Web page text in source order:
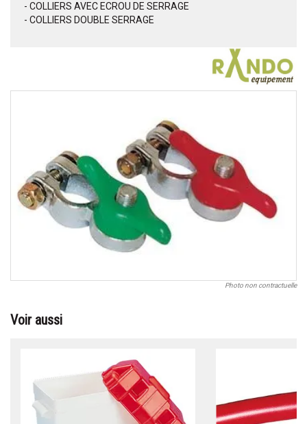
- COLLIERS AVEC ECROU DE SERRAGE
- COLLIERS DOUBLE SERRAGE
Photo non contractuelle
Voir aussi